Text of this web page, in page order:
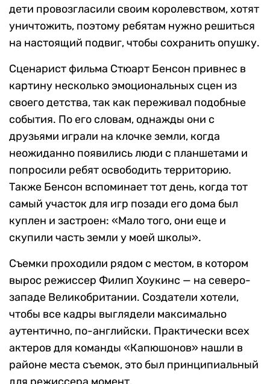
дети провозгласили своим королевством, хотят
уничтожить, поэтому ребятам нужно решиться
на настоящий подвиг, чтобы сохранить опушку.
Сценарист фильма Стюарт Бенсон привнес в
картину несколько эмоциональных сцен из
своего детства, так как переживал подобные
события. По его словам, однажды они с
друзьями играли на клочке земли, когда
неожиданно появились люди с планшетами и
попросили ребят освободить территорию.
Также Бенсон вспоминает тот день, когда тот
самый участок для игр позади его дома был
куплен и застроен: «Мало того, они еще и
скупили часть земли у моей школы».
Съемки проходили рядом с местом, в котором
вырос режиссер Филип Хоукинс — на северо-
западе Великобритании. Создатели хотели,
чтобы все кадры выглядели максимально
аутентично, по-английски. Практически всех
актеров для команды «Капюшонов» нашли в
районе места съемок, это был принципиальный